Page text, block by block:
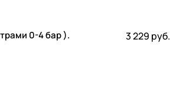
0-4 бар ).
3 229 руб.